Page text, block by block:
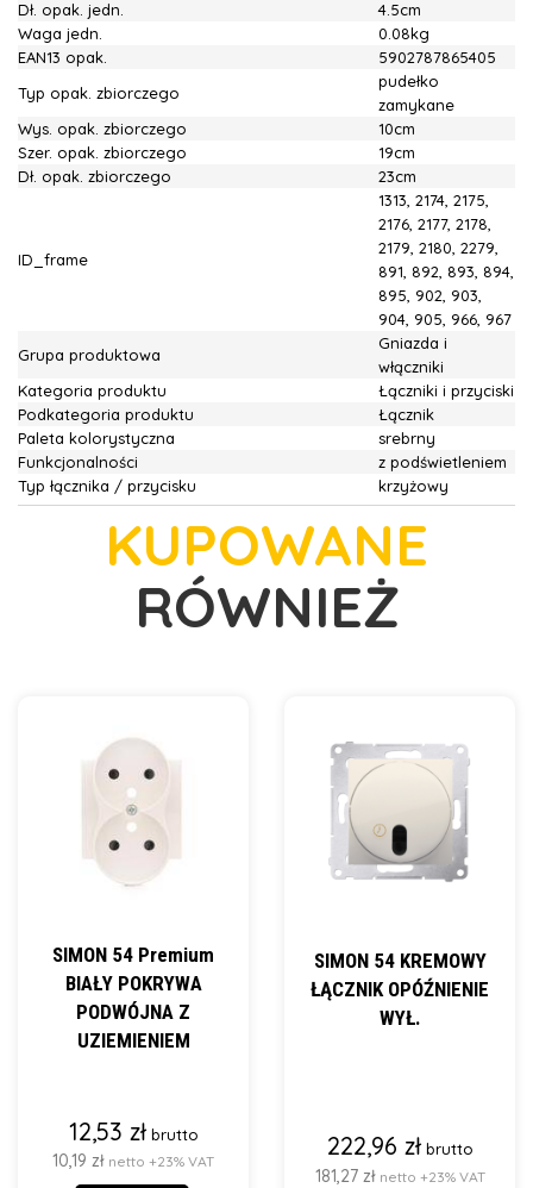
Dł. opak. jedn.
4.5cm
Waga jedn.
0.08kg
EAN13 opak.
5902787865405
Typ opak. zbiorczego
pudełko
zamykane
Wys. opak. zbiorczego
10cm
Szer. opak. zbiorczego
19cm
Dł. opak. zbiorczego
23cm
ID_frame
1313, 2174, 2175,
2176, 2177, 2178,
2179, 2180, 2279,
891, 892, 893, 894,
895, 902, 903,
904, 905, 966, 967
Grupa produktowa
Gniazda i
włączniki
Kategoria produktu
Łączniki i przyciski
Podkategoria produktu
Łącznik
Paleta kolorystyczna
srebrny
Funkcjonalności
z podświetleniem
Typ łącznika / przycisku
krzyżowy
KUPOWANE
RÓWNIEŻ
SIMON 54 Premium
BIAŁY POKRYWA
PODWÓJNA Z
UZIEMIENIEM
12,53 zł brutto
10,19 zł netto +23% VAT
SIMON 54 KREMOWY
ŁĄCZNIK OPÓŹNIENIE
WYŁ.
222,96 zł brutto
181,27 zł netto +23% VAT